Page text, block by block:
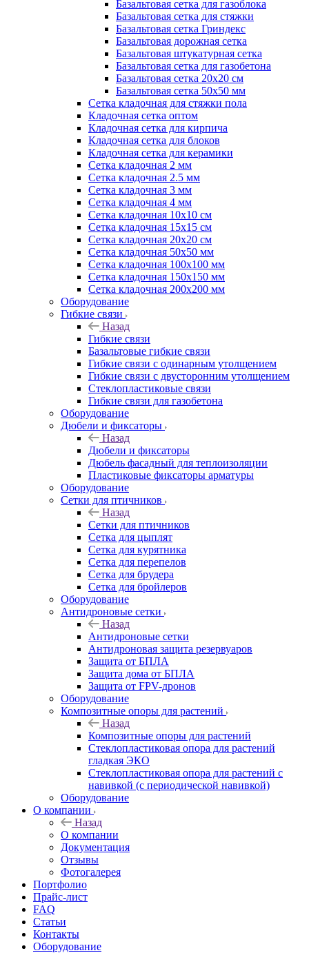
Базальтовая сетка для газоблока
Базальтовая сетка для стяжки
Базальтовая сетка Гриндекс
Базальтовая дорожная сетка
Базальтовая штукатурная сетка
Базальтовая сетка для газобетона
Базальтовая сетка 20x20 см
Базальтовая сетка 50x50 мм
Сетка кладочная для стяжки пола
Кладочная сетка оптом
Кладочная сетка для кирпича
Кладочная сетка для блоков
Кладочная сетка для керамики
Сетка кладочная 2 мм
Сетка кладочная 2.5 мм
Сетка кладочная 3 мм
Сетка кладочная 4 мм
Сетка кладочная 10x10 см
Сетка кладочная 15x15 см
Сетка кладочная 20x20 см
Сетка кладочная 50x50 мм
Сетка кладочная 100x100 мм
Сетка кладочная 150x150 мм
Сетка кладочная 200x200 мм
Оборудование
Гибкие связи
Назад
Гибкие связи
Базальтовые гибкие связи
Гибкие связи с одинарным утолщением
Гибкие связи с двусторонним утолщением
Стеклопластиковые связи
Гибкие связи для газобетона
Оборудование
Дюбели и фиксаторы
Назад
Дюбели и фиксаторы
Дюбель фасадный для теплоизоляции
Пластиковые фиксаторы арматуры
Оборудование
Сетки для птичников
Назад
Сетки для птичников
Сетка для цыплят
Сетка для курятника
Сетка для перепелов
Сетка для брудера
Сетка для бройлеров
Оборудование
Антидроновые сетки
Назад
Антидроновые сетки
Антидроновая защита резервуаров
Защита от БПЛА
Защита дома от БПЛА
Защита от FPV-дронов
Оборудование
Композитные опоры для растений
Назад
Композитные опоры для растений
Стеклопластиковая опора для растений
гладкая ЭКО
Стеклопластиковая опора для растений с
навивкой (с периодической навивкой)
Оборудование
О компании
Назад
О компании
Документация
Отзывы
Фотогалерея
Портфолио
Прайс-лист
FAQ
Статьи
Контакты
Оборудование